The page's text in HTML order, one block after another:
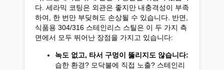
다. 세라믹 코팅은 외관은 좋지만 내충격성이 부족
하여, 한 번만 부딪혀도 손상될 수 있습니다. 반면,
식품용 304/316 스테인리스 스틸은 이 두 가지 측
면에서 모두 뛰어난 장점을 가지고 있습니다:
녹도 없고, 타서 구멍이 뚫리지도 않습니다:
습한 환경? 모닥불에 직접 노출? 스테인리